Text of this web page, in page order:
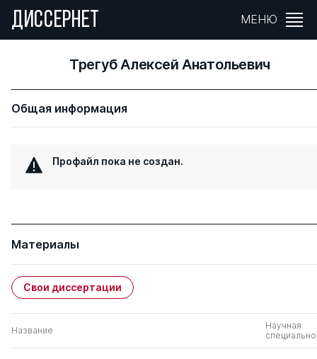
ДИССЕРНЕТ МЕНЮ
Трегуб Алексей Анатольевич
Общая информация
Профайл пока не создан.
Материалы
Свои диссертации
Название
Научная